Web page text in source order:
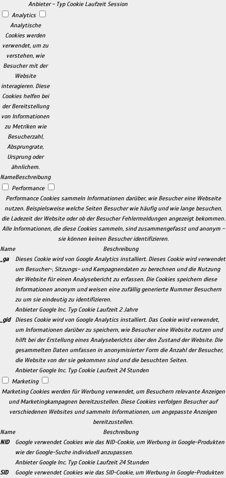
Anbieter - Typ Cookie Laufzeit Session
Analytics
Analytische
Cookies werden
verwendet, um zu
verstehen, wie
Besucher mit der
Website
interagieren. Diese
Cookies helfen bei
der Bereitstellung
von Informationen
zu Metriken wie
Besucherzahl,
Absprungrate,
Ursprung oder
ähnlichem.
NameBeschreibung
Performance
Performance Cookies sammeln Informationen darüber, wie Besucher eine Webseite
nutzen. Beispielsweise welche Seiten Besucher wie häufig und wie lange besuchen,
die Ladezeit der Website oder ob der Besucher Fehlermeldungen angezeigt bekommen.
Alle Informationen, die diese Cookies sammeln, sind zusammengefasst und anonym -
sie können keinen Besucher identifizieren.
Name
Beschreibung
_ga
Dieses Cookie wird von Google Analytics installiert. Dieses Cookie wird verwendet
um Besucher-, Sitzungs- und Kampagnendaten zu berechnen und die Nutzung
der Website für einen Analysebericht zu erfassen. Die Cookies speichern diese
Informationen anonym und weisen eine zufällig generierte Nummer Besuchern
zu um sie eindeutig zu identifizieren.
Anbieter Google Inc. Typ Cookie Laufzeit 2 Jahre
_gid
Dieses Cookie wird von Google Analytics installiert. Das Cookie wird verwendet,
um Informationen darüber zu speichern, wie Besucher eine Website nutzen und
hilft bei der Erstellung eines Analyseberichts über den Zustand der Website. Die
gesammelten Daten umfassen in anonymisierter Form die Anzahl der Besucher,
die Website von der sie gekommen sind und die besuchten Seiten.
Anbieter Google Inc. Typ Cookie Laufzeit 24 Stunden
Marketing
Marketing Cookies werden für Werbung verwendet, um Besuchern relevante Anzeigen
und Marketingkampagnen bereitzustellen. Diese Cookies verfolgen Besucher auf
verschiedenen Websites und sammeln Informationen, um angepasste Anzeigen
bereitzustellen.
Name
Beschreibung
NID
Google verwendet Cookies wie das NID-Cookie, um Werbung in Google-Produkten
wie der Google-Suche individuell anzupassen.
Anbieter Google Inc. Typ Cookie Laufzeit 24 Stunden
SID
Google verwendet Cookies wie das SID-Cookie, um Werbung in Google-Produkten